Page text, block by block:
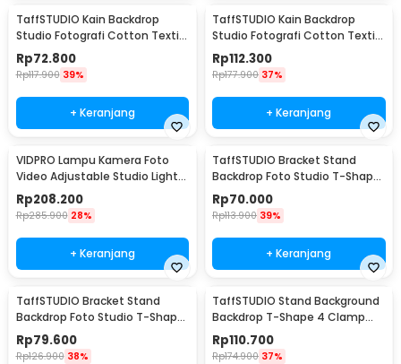
TaffSTUDIO Kain Backdrop
Studio Fotografi Cotton Textile
Muslin Cloth 190x280cm - B29
Rp72.800
Rp117.900 39%
+ Keranjang
TaffSTUDIO Kain Backdrop
Studio Fotografi Cotton Textile
Muslin Cloth 300x300cm - B29
Rp112.300
Rp177.900 37%
+ Keranjang
VIDPRO Lampu Kamera Foto
Video Adjustable Studio Light
Kit 416 LED 30W - LED-416
Rp208.200
Rp285.900 28%
+ Keranjang
TaffSTUDIO Bracket Stand
Backdrop Foto Studio T-Shape
with 2 Clip 60x70cm - M138
Rp70.000
Rp113.900 39%
+ Keranjang
TaffSTUDIO Bracket Stand
Backdrop Foto Studio T-Shape
with 2 Clip 70x200cm - M138
Rp79.600
Rp126.900 38%
TaffSTUDIO Stand Background
Backdrop T-Shape 4 Clamp
200x190cm - M139
Rp110.700
Rp174.900 37%